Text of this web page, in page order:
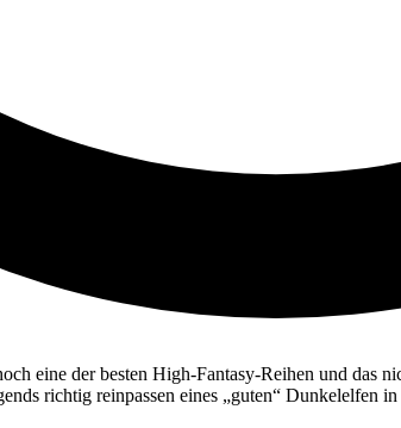
eine der besten High-Fantasy-Reihen und das
richtig reinpassen eines „guten“